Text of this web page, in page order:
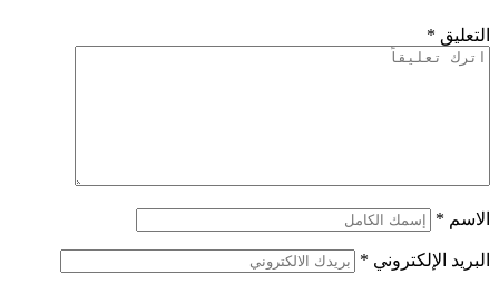
التعليق *
الاسم *
البريد الإلكتروني *